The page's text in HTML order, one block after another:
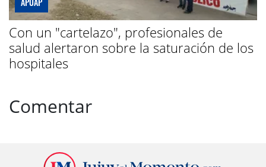
Con un "cartelazo", profesionales de
salud alertaron sobre la saturación de los
hospitales
Comentar